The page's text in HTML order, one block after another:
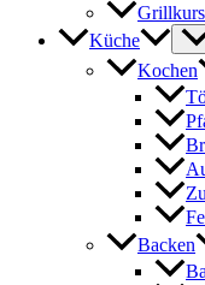
Küche
Kochen
Backen